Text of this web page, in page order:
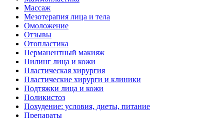
Массаж
Мезотерапия лица и тела
Омоложение
Отзывы
Отопластика
Перманентный макияж
Пилинг лица и кожи
Пластическая хирургия
Пластические хирурги и клиники
Подтяжки лица и кожи
Поликистоз
Похудение: условия, диеты, питание
Препараты